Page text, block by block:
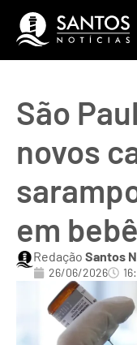
São
novos
em
Redação Santos
26/06/2026